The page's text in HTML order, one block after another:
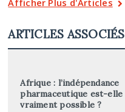
Afficher Plus d'Articles
ARTICLES ASSOCIÉS
Afrique : l’indépendance
pharmaceutique est-elle
vraiment possible ?